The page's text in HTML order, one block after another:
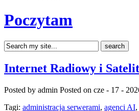
Poczytam
Internet Radiowy i
Posted by admin Posted on cze - 17 -
Tagi: administracja serwerami, agenci AI,